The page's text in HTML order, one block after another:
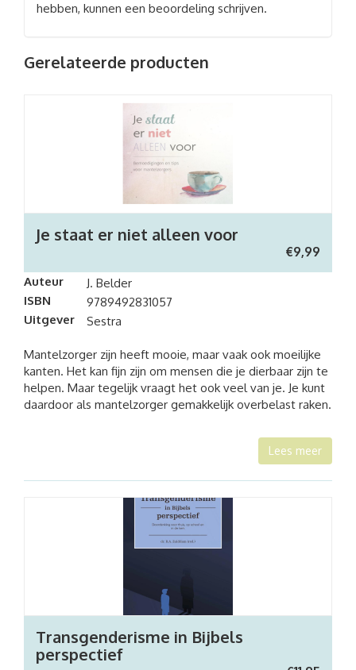
hebben, kunnen een beoordeling schrijven.
Gerelateerde producten
Je staat er niet alleen voor
€9,99
Auteur
J. Belder
ISBN
9789492831057
Uitgever
Sestra
Mantelzorger zijn heeft mooie, maar vaak ook moeilijke
kanten. Het kan fijn zijn om mensen die je dierbaar zijn te
helpen. Maar tegelijk vraagt het ook veel van je. Je kunt
daardoor als mantelzorger gemakkelijk overbelast raken.
Lees meer
Transgenderisme in Bijbels
perspectief